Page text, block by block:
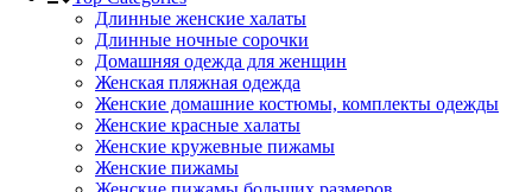
Длинные женские халаты
Длинные ночные сорочки
Домашняя одежда для женщин
Женская пляжная одежда
Женские домашние костюмы, комплекты одежды
Женские красные халаты
Женские кружевные пижамы
Женские пижамы